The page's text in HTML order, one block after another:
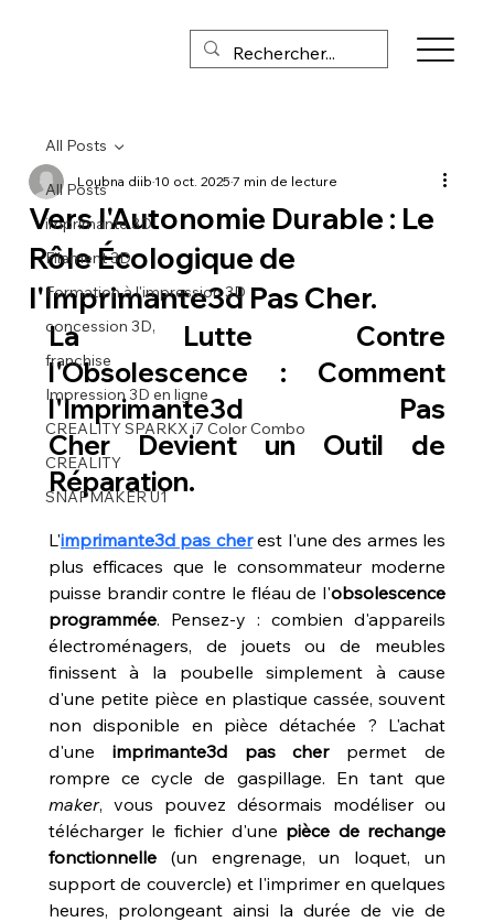
All Posts
imprimante 3D
Filament 3D
Formation à l'impression 3D
concession 3D,
franchise
Impression 3D en ligne
CREALITY SPARKX i7 Color Combo
CREALITY
SNAPMAKER U1
All Posts
Vers l'Autonomie Durable : Le
Rôle Écologique de
l'Imprimante3d Pas Cher.
Loubna diib10 oct. 20257 min de lecture
La Lutte Contre
l'Obsolescence : Comment
l'Imprimante3d Pas
Cher Devient un Outil de
Réparation.
L'imprimante3d pas cher est l'une des armes les
plus efficaces que le consommateur moderne
puisse brandir contre le fléau de l'obsolescence
programmée. Pensez-y : combien d'appareils
électroménagers, de jouets ou de meubles
finissent à la poubelle simplement à cause
d'une petite pièce en plastique cassée, souvent
non disponible en pièce détachée ? L'achat
d'une imprimante3d pas cher permet de
maker, vous pouvez désormais modéliser ou
télécharger le fichier d'une pièce de rechange
fonctionnelle (un engrenage, un loquet, un
support de couvercle) et l'imprimer en quelques
heures, prolongeant ainsi la durée de vie de